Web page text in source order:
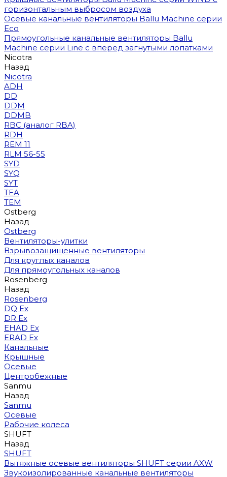
горизонтальным выбросом воздуха
Осевые канальные вентиляторы Ballu Machine серии
Eco
Прямоугольные канальные вентиляторы Ballu
Machine серии Line с вперед загнутыми лопатками
Nicotra
Назад
Nicotra
ADH
DD
DDM
DDMB
RBC (аналог RBA)
RDH
REM 11
RLM 56-55
SYD
SYQ
SYT
TEA
TEM
Ostberg
Назад
Ostberg
Вентиляторы-улитки
Взрывозащищенные вентиляторы
Для круглых каналов
Для прямоугольных каналов
Rosenberg
Назад
Rosenberg
DQ Ex
DR Ex
EHAD Ex
ERAD Ex
Канальные
Крышные
Осевые
Центробежные
Sanmu
Назад
Sanmu
Осевые
Рабочие колеса
SHUFT
Назад
SHUFT
Вытяжные осевые вентиляторы SHUFT серии AXW
Звукоизолированные канальные вентиляторы